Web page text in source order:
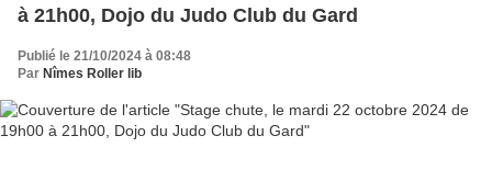
à 21h00, Dojo du Judo Club du Gard
Publié le 21/10/2024 à 08:48
Par Nîmes Roller lib